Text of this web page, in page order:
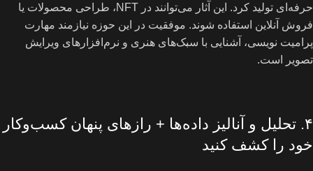
حرفه‌ای تولید کرد. این آثار می‌توانند در NFT، طراحی محصولات یا
فروش آنلاین استفاده شوند. موفقیت در این حوزه نیازمند مهارت
پرامیت نویسی، آشنایی با سبک‌های هنری و نرم‌افزارهای ویرایش
تصویر است.
۴. تحلیل و آنالیز داده‌ها + رازهای پنهان کسب‌وکار
خود را کشف کنید